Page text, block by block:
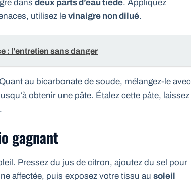
dans deux parts d’eau tiède. Appliquez
utilisez le vinaigre non dilué.
: l'entretien sans danger
au bicarbonate de soude, mélangez-le avec
obtenir une pâte. Étalez cette pâte, laissez
gagnant
Pressez du jus de citron, ajoutez du sel pour
affectée, puis exposez votre tissu au soleil